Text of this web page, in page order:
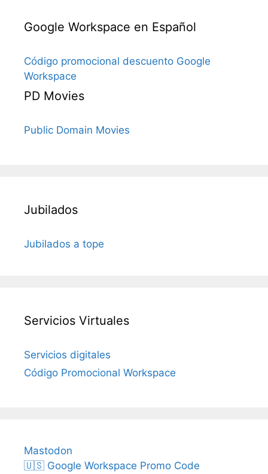
Google Workspace en Español
Código promocional descuento Google
Workspace
PD Movies
Public Domain Movies
Jubilados
Jubilados a tope
Servicios Virtuales
Servicios digitales
Código Promocional Workspace
Mastodon
🇺🇸 Google Workspace Promo Code